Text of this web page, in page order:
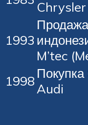
Chrysler
1993
M’tec
1998Audi